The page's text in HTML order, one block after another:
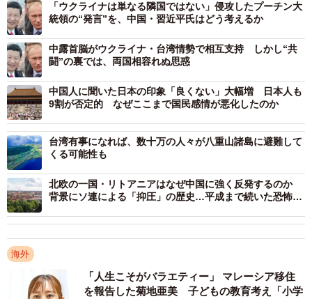
を占めているといいます。この結果、ロシア・ウクライナ
両国へ進出している日本企業進出は、累計で375社に上った
そうです。
「ウクライナは単なる隣国ではない」侵攻したプーチン大
統領の“発言”を、中国・習近平氏はどう考えるか
中露首脳がウクライナ・台湾情勢で相互支持 しかし“共
闘”の裏では、両国相容れぬ思惑
中国人に聞いた日本の印象「良くない」大幅増 日本人も
9割が否定的 なぜここまで国民感情が悪化したのか
台湾有事になれば、数十万の人々が八重山諸島に避難して
くる可能性も
北欧の一国・リトアニアはなぜ中国に強く反発するのか
背景にソ連による「抑圧」の歴史…平成まで続いた恐怖政
海外
「人生こそがバラエティー」 マレーシア移住
を報告した菊地亜美 子どもの教育考え「小学